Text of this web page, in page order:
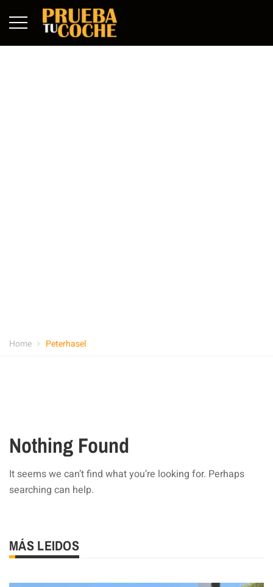
Home Peterhasel
Nothing Found
It seems we can’t find what you’re looking for. Perhaps
searching can help.
MÁS LEIDOS